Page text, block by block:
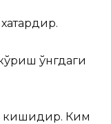
ўнгдаги
кишидир. Ким